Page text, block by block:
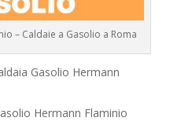
– Caldaie a Gasolio a Roma
Gasolio Hermann
Hermann Flaminio